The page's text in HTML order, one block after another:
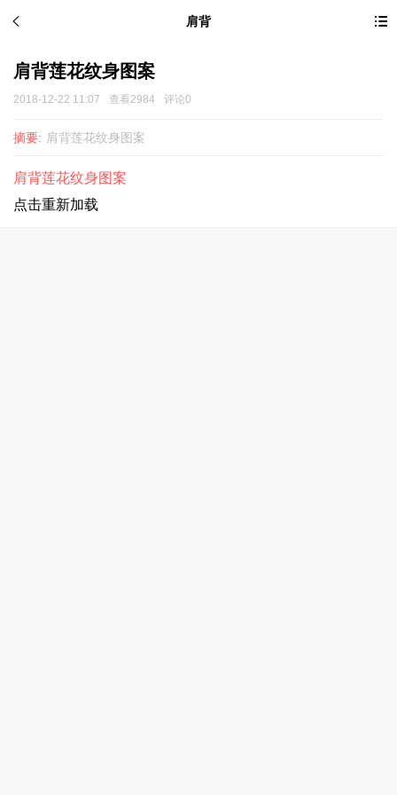
肩背
肩背莲花纹身图案
2018-12-22 11:07 查看2984 评论0
摘要: 肩背莲花纹身图案
肩背莲花纹身图案
点击重新加载